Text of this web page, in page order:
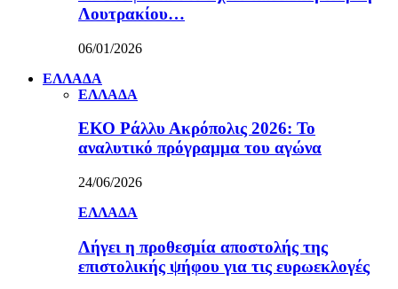
Λουτρακίου…
06/01/2026
ΕΛΛΑΔΑ
ΕΛΛΑΔΑ
ΕΚΟ Ράλλυ Ακρόπολις 2026: Το
αναλυτικό πρόγραμμα του αγώνα
24/06/2026
ΕΛΛΑΔΑ
Λήγει η προθεσμία αποστολής της
επιστολικής ψήφου για τις ευρωεκλογές